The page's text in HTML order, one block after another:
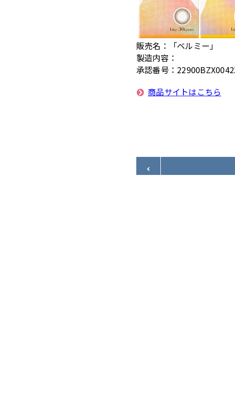
販売名
「ベルミー」
製造内容
承認番号
商品サイトはこちら